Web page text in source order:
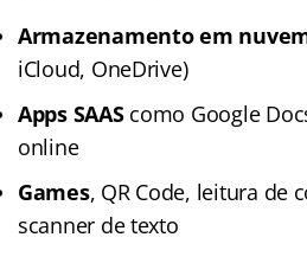
Armazenamento em
iCloud, OneDrive)
Apps SAAScomo Google
online
Games, QR Code, leitura de
scanner de texto